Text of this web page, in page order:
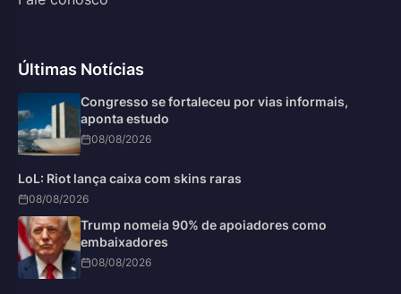
Últimas Notícias
Congresso se fortaleceu por vias informais,
aponta estudo
08/08/2026
LoL: Riot lança caixa com skins raras
08/08/2026
Trump nomeia 90% de apoiadores como
embaixadores
08/08/2026